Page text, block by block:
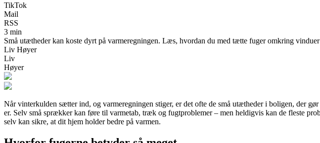
TikTok
Mail
RSS
3 min
Små utætheder kan koste dyrt på varmeregningen. Læs, hvordan du med tætte fuger omkring
Liv Høyer
Liv
Høyer
Når vinterkulden sætter ind, og varmeregningen stiger, er det ofte de små utætheder i boligen, der
er. Selv små sprækker kan føre til varmetab, træk og fugtproblemer – men heldigvis kan de fleste
selv kan sikre, at dit hjem holder bedre på varmen.